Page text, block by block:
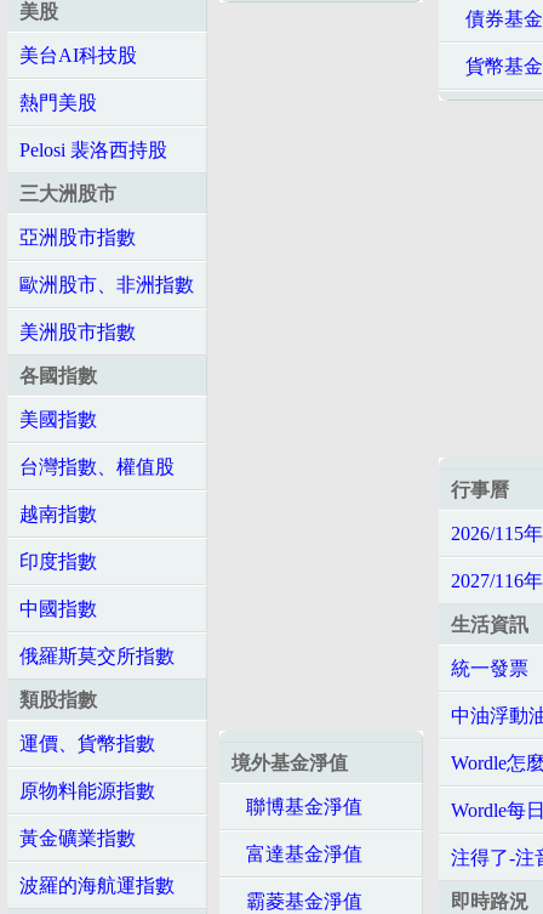
美股
美台AI科技股
熱門美股
Pelosi 裴洛西持股
三大洲股市
亞洲股市指數
歐洲股市、非洲指數
美洲股市指數
各國指數
美國指數
台灣指數、權值股
越南指數
印度指數
中國指數
俄羅斯莫交所指數
類股指數
運價、貨幣指數
原物料能源指數
黃金礦業指數
波羅的海航運指數
境外基金淨值
聯博基金淨值
富達基金淨值
霸菱基金淨值
債券基金
貨幣基金
行事曆
2026/115
2027/116
生活資訊
統一發票
中油浮動
Wordle怎
Wordle每
注得了-注
即時路況